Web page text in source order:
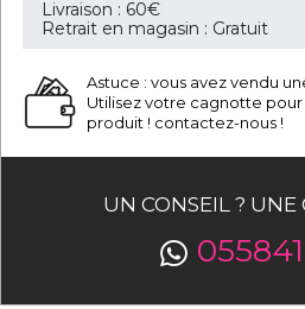
Livraison : 60€
Retrait en magasin : Gratuit
Astuce : vous avez vendu
Utilisez votre cagnotte
produit ! contactez-nous !
UN CONSEIL ? UNE